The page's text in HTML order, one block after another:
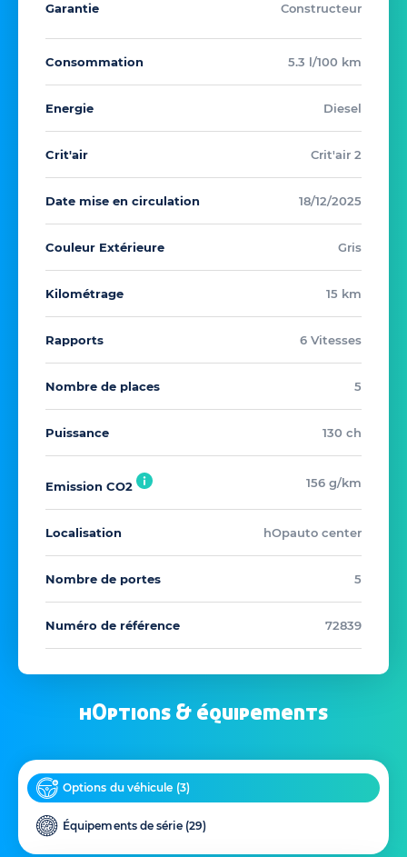
Garantie Constructeur
Consommation 5.3 l/100 km
Energie Diesel
Crit'air Crit'air 2
Date mise en circulation 18/12/2025
Couleur Extérieure Gris
Kilométrage 15 km
Rapports 6 Vitesses
Nombre de places 5
Puissance 130 ch
Emission CO2 156 g/km
Localisation hOpauto center
Nombre de portes 5
Numéro de référence 72839
hOptions & équipements
Options du véhicule (3)
Équipements de série (29)